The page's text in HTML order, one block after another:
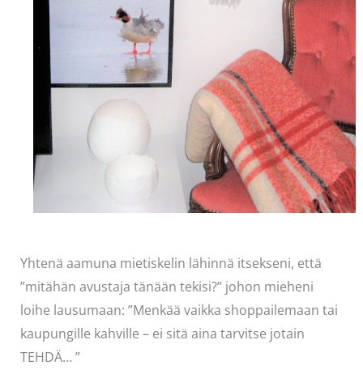
Yhtenä aamuna mietiskelin lähinnä itsekseni, että
”mitähän avustaja tänään tekisi?” johon mieheni
loihe lausumaan: ”Menkää vaikka shoppailemaan tai
kaupungille kahville – ei sitä aina tarvitse jotain
TEHDÄ… ”